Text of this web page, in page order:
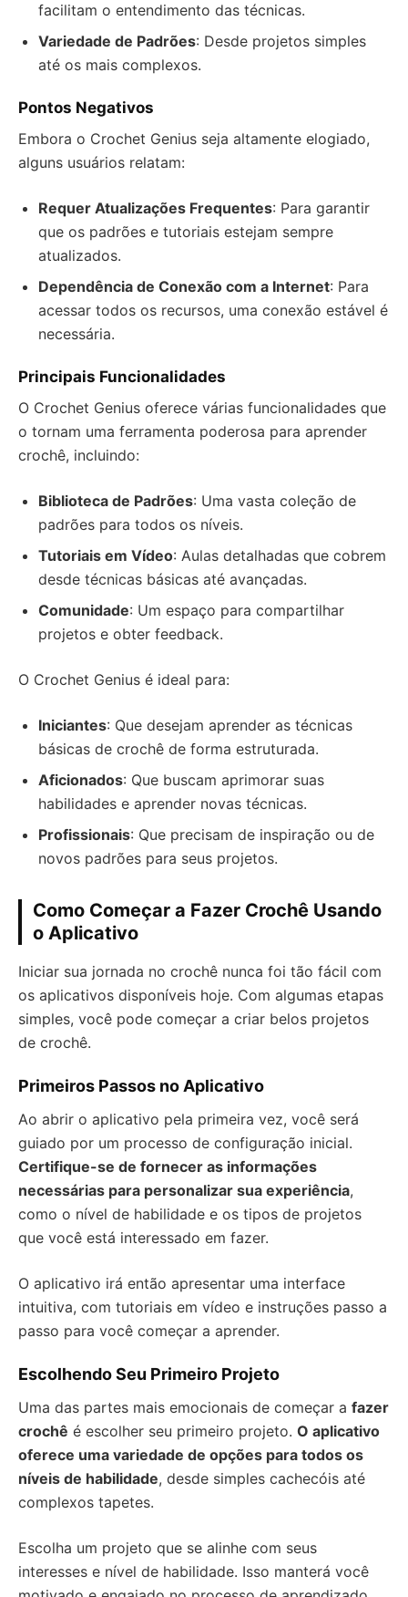
facilitam o entendimento das técnicas.
Variedade de Padrões: Desde projetos simples
até os mais complexos.
Pontos Negativos
Embora o Crochet Genius seja altamente elogiado,
alguns usuários relatam:
Requer Atualizações Frequentes: Para garantir
que os padrões e tutoriais estejam sempre
atualizados.
Dependência de Conexão com a Internet: Para
acessar todos os recursos, uma conexão estável é
necessária.
Principais Funcionalidades
O Crochet Genius oferece várias funcionalidades que
o tornam uma ferramenta poderosa para aprender
crochê, incluindo:
Biblioteca de Padrões: Uma vasta coleção de
padrões para todos os níveis.
Tutoriais em Vídeo: Aulas detalhadas que cobrem
desde técnicas básicas até avançadas.
Comunidade: Um espaço para compartilhar
projetos e obter feedback.
O Crochet Genius é ideal para:
Iniciantes: Que desejam aprender as técnicas
básicas de crochê de forma estruturada.
Aficionados: Que buscam aprimorar suas
habilidades e aprender novas técnicas.
Profissionais: Que precisam de inspiração ou de
novos padrões para seus projetos.
Como Começar a Fazer Crochê Usando
o Aplicativo
Iniciar sua jornada no crochê nunca foi tão fácil com
os aplicativos disponíveis hoje. Com algumas etapas
simples, você pode começar a criar belos projetos
de crochê.
Primeiros Passos no Aplicativo
Ao abrir o aplicativo pela primeira vez, você será
guiado por um processo de configuração inicial.
Certifique-se de fornecer as informações
necessárias para personalizar sua experiência,
como o nível de habilidade e os tipos de projetos
que você está interessado em fazer.
O aplicativo irá então apresentar uma interface
intuitiva, com tutoriais em vídeo e instruções passo a
passo para você começar a aprender.
Escolhendo Seu Primeiro Projeto
Uma das partes mais emocionais de começar a fazer
crochê é escolher seu primeiro projeto. O aplicativo
oferece uma variedade de opções para todos os
níveis de habilidade, desde simples cachecóis até
complexos tapetes.
Escolha um projeto que se alinhe com seus
interesses e nível de habilidade. Isso manterá você